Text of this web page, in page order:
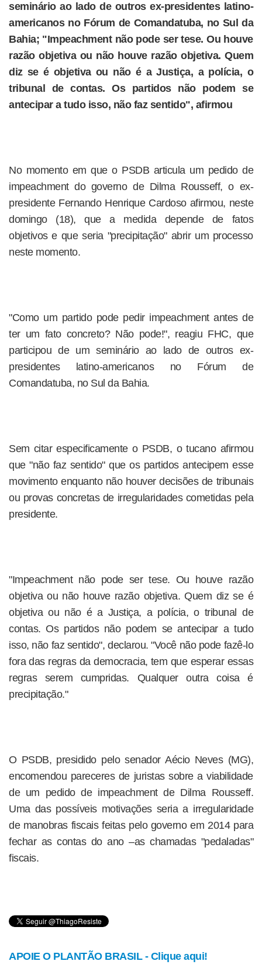
seminário ao lado de outros ex-presidentes latino-
americanos no Fórum de Comandatuba, no Sul da
Bahia; "Impeachment não pode ser tese. Ou houve
razão objetiva ou não houve razão objetiva. Quem
diz se é objetiva ou não é a Justiça, a polícia, o
tribunal de contas. Os partidos não podem se
antecipar a tudo isso, não faz sentido", afirmou
No momento em que o PSDB articula um pedido de
impeachment do governo de Dilma Rousseff, o ex-
presidente Fernando Henrique Cardoso afirmou, neste
domingo (18), que a medida depende de fatos
objetivos e que seria "precipitação" abrir um processo
neste momento.
"Como um partido pode pedir impeachment antes de
ter um fato concreto? Não pode!", reagiu FHC, que
participou de um seminário ao lado de outros ex-
presidentes latino-americanos no Fórum de
Comandatuba, no Sul da Bahia.
Sem citar especificamente o PSDB, o tucano afirmou
que "não faz sentido" que os partidos antecipem esse
movimento enquanto não houver decisões de tribunais
ou provas concretas de irregularidades cometidas pela
presidente.
"Impeachment não pode ser tese. Ou houve razão
objetiva ou não houve razão objetiva. Quem diz se é
objetiva ou não é a Justiça, a polícia, o tribunal de
contas. Os partidos não podem se antecipar a tudo
isso, não faz sentido", declarou. "Você não pode fazê-lo
fora das regras da democracia, tem que esperar essas
regras serem cumpridas. Qualquer outra coisa é
precipitação."
O PSDB, presidido pelo senador Aécio Neves (MG),
encomendou pareceres de juristas sobre a viabilidade
de um pedido de impeachment de Dilma Rousseff.
Uma das possíveis motivações seria a irregularidade
de manobras fiscais feitas pelo governo em 2014 para
fechar as contas do ano –as chamadas "pedaladas"
fiscais.
APOIE O PLANTÃO BRASIL - Clique aqui!